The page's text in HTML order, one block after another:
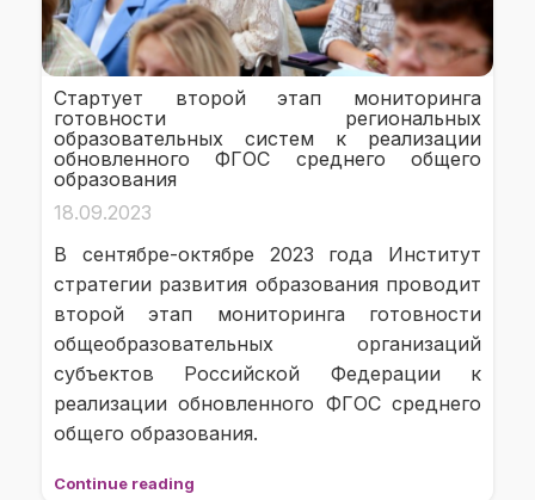
Стартует второй этап мониторинга
готовности региональных
образовательных систем к реализации
обновленного ФГОС среднего общего
образования
18.09.2023
В сентябре-октябре 2023 года Институт
стратегии развития образования проводит
второй этап мониторинга готовности
общеобразовательных организаций
субъектов Российской Федерации к
реализации обновленного ФГОС среднего
общего образования.
Continue reading